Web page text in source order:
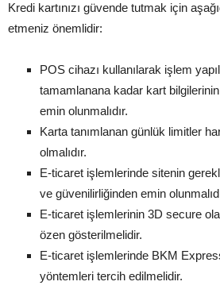
Kredi kartınızı güvende tutmak için
etmeniz önemlidir:
POS cihazı kullanılarak işlem
tamamlanana kadar kart
emin olunmalıdır.
Karta tanımlanan günlük limitler
olmalıdır.
E-ticaret işlemlerinde sitenin
ve güvenilirliğinden emin
E-ticaret işlemlerinin 3D secure
özen gösterilmelidir.
E-ticaret işlemlerinde BKM
yöntemleri tercih edilmelidir.